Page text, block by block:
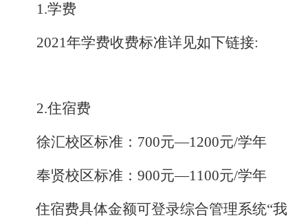
1.学费
2021年学费收费标准详见如下链接:
2.住宿费
徐汇校区标准： 700元—1200元/学年
奉贤校区标准： 900元—1100元/学年
住宿费具体金额可登录综合管理系统“我